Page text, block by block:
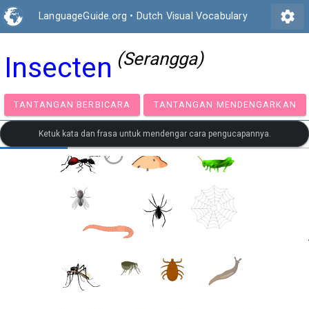
LanguageGuide.org • Dutch Visual Vocabulary settings
Insecten (Serangga)
TANTANGAN BERBICARA TANTANGAN
Ketuk kata dan frasa untuk mendengar cara pengucapannya.